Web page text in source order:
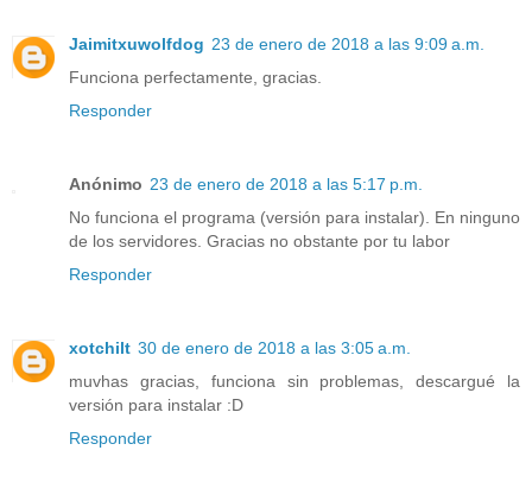
Jaimitxuwolfdog 23 de enero de 2018 a las 9:09 a.m.
Funciona perfectamente, gracias.
Responder
Anónimo 23 de enero de 2018 a las 5:17 p.m.
No funciona el programa (versión para instalar). En ninguno
de los servidores. Gracias no obstante por tu labor
Responder
xotchilt 30 de enero de 2018 a las 3:05 a.m.
muvhas gracias, funciona sin problemas, descargué la
versión para instalar :D
Responder